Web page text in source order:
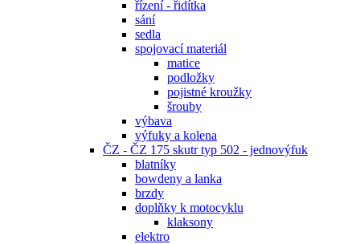
řízení - řidítka
sání
sedla
spojovací materiál
matice
podložky
pojistné kroužky
šrouby
výbava
výfuky a kolena
ČZ - ČZ 175 skutr typ 502 - jednovýfuk
blatníky
bowdeny a lanka
brzdy
doplňky k motocyklu
klaksony
elektro